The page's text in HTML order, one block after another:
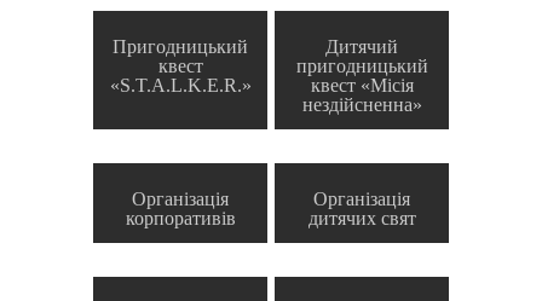
Пригодницький
квест
«S.T.A.L.K.E.R.»
Дитячий
пригодницький
квест «Місія
нездійсненна»
Організація
корпоративів
Організація
дитячих свят